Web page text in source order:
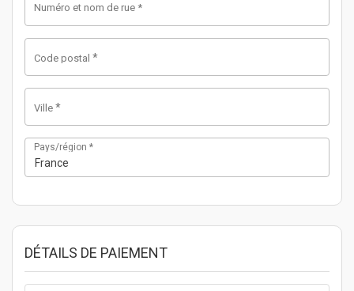
Numéro et nom de rue *
Code postal *
Ville *
Pays/région *
France
DÉTAILS DE PAIEMENT